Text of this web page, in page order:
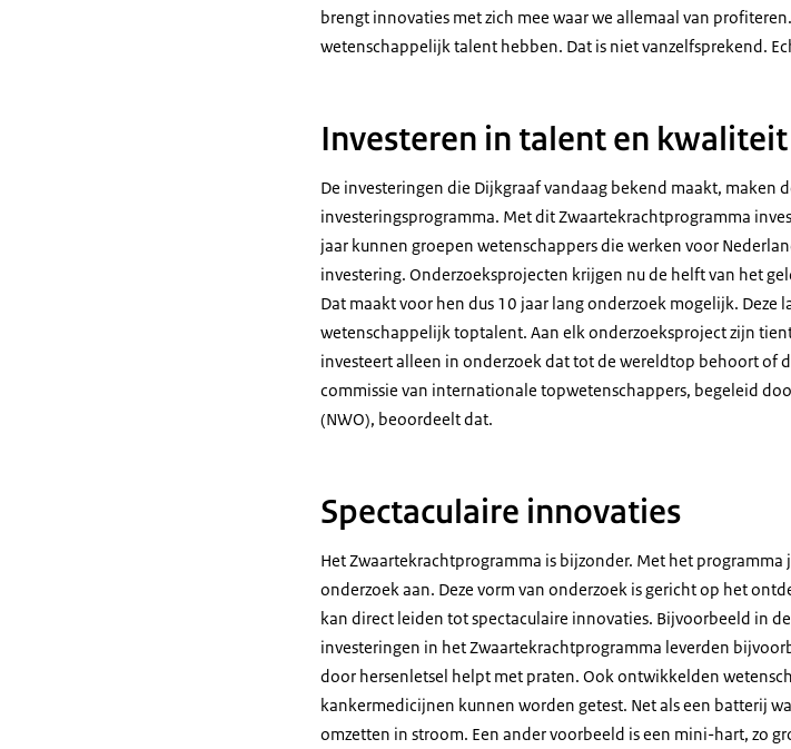
brengt innovaties met zich mee waar we allemaal van
wetenschappelijk talent hebben. Dat is niet vanzelfsprekend.
Investeren in talent en kwaliteit
De investeringen die Dijkgraaf vandaag bekend maakt, maken
investeringsprogramma. Met dit Zwaartekrachtprogramma
jaar kunnen groepen wetenschappers die werken voor
investering. Onderzoeksprojecten krijgen nu de helft van het
Dat maakt voor hen dus 10 jaar lang onderzoek mogelijk.
wetenschappelijk toptalent. Aan elk onderzoeksproject zijn
investeert alleen in onderzoek dat tot de wereldtop behoort of
commissie van internationale topwetenschappers, begeleid
(NWO), beoordeelt dat.
Spectaculaire innovaties
Het Zwaartekrachtprogramma is bijzonder. Met het
onderzoek aan. Deze vorm van onderzoek is gericht op het
kan direct leiden tot spectaculaire innovaties. Bijvoorbeeld in
investeringen in het Zwaartekrachtprogramma leverden
door hersenletsel helpt met praten. Ook ontwikkelden
kankermedicijnen kunnen worden getest. Net als een batterij
omzetten in stroom. Een ander voorbeeld is een mini-hart, zo